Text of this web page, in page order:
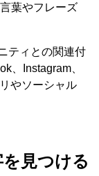
葉やフレーズ
ティとの関連付
、Instagram、
やソーシャル
見つける